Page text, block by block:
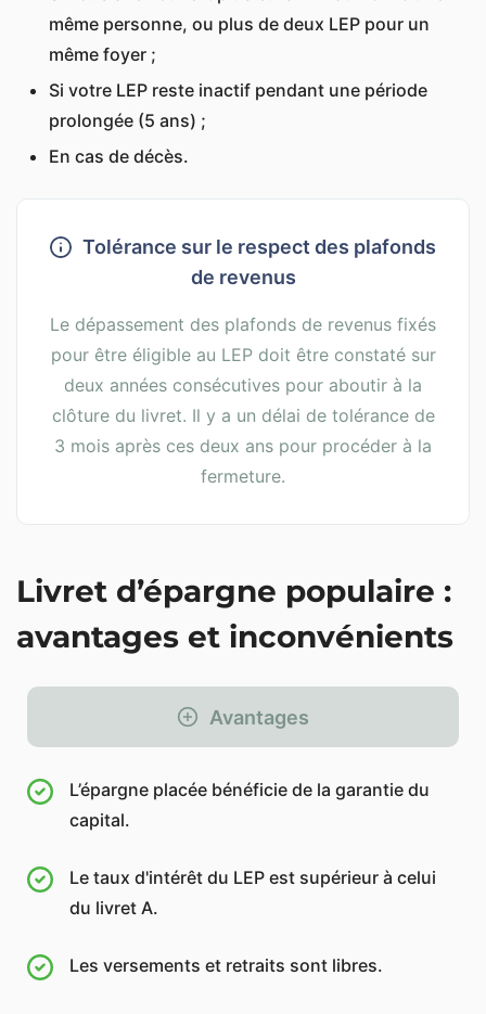
même personne, ou plus de deux LEP pour un
même foyer ;
Si votre LEP reste inactif pendant une période
prolongée (5 ans) ;
En cas de décès.
Tolérance sur le respect des plafonds
de revenus
Le dépassement des plafonds de revenus fixés
pour être éligible au LEP doit être constaté sur
deux années consécutives pour aboutir à la
clôture du livret. Il y a un délai de tolérance de
3 mois après ces deux ans pour procéder à la
fermeture.
Livret d’épargne populaire :
avantages et inconvénients
Avantages
L’épargne placée bénéficie de la garantie du
capital.
Le taux d'intérêt du LEP est supérieur à celui
du livret A.
Les versements et retraits sont libres.